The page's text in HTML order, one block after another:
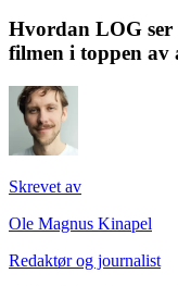
Hvordan LOG ser
filmen i toppen av
Skrevet av
Ole Magnus Kinapel
Redaktør og journalist